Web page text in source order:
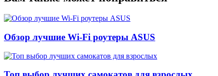
Обзор лучшие Wi-Fi роутеры ASUS